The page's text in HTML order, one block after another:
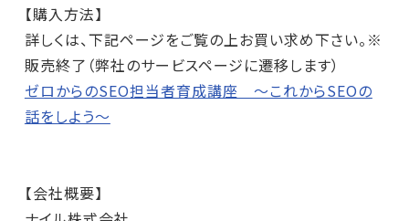
【購入方法】
詳しくは、下記ページをご覧の上お買い求め下さい。※
販売終了（弊社のサービスページに遷移します）
ゼロからのSEO担当者育成講座 ～これからSEOの
話をしよう～
【会社概要】